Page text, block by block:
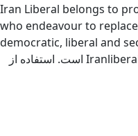
Iran Liberal belongs to
who endeavour to
democratic, liberal and
کلیه حقوق قانونی این سایت متعلق به Iranliberal است. استفاده از